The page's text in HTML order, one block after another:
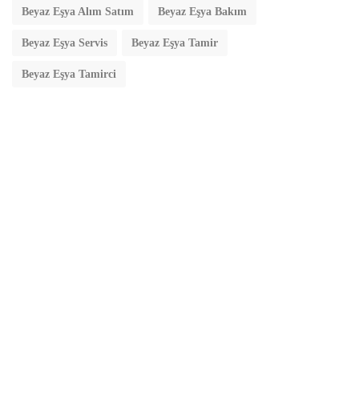
Beyaz Eşya Alım Satım Beyaz Eşya Bakım
Beyaz Eşya Servis Beyaz Eşya Tamir
Beyaz Eşya Tamirci